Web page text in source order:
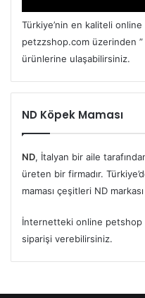
Türkiye’nin en kaliteli
petzzshop.com üzerinden ”
ürünlerine ulaşabilirsiniz.
ND Köpek Maması
ND, İtalyan bir aile
üreten bir firmadır.
maması çeşitleri ND
İnternetteki online petshop
siparişi verebilirsiniz.